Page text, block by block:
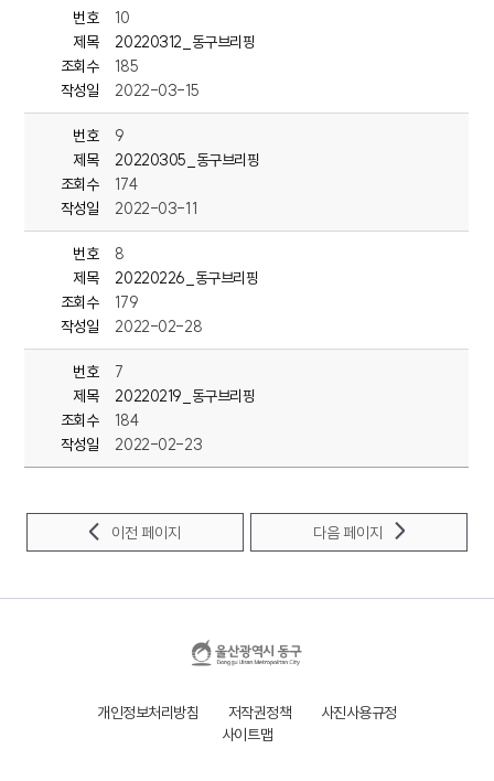
이 공원은 평소 초등학생과 어린이들이 자주 이용하는 곳으로
어르신들은 놀이기구의 손잡이를 소독하고,
떨어진 쓰레기 등을 주웠습니다.
---<단신>2022년도 주민참여예산 교육홍보위원회 개최
동구청은 지난 19일 청 상황실에서
교육홍보위원회를 개최했습니다.
교육홍보위원회는 2천23년도 당초예산편성과 관련해,
주민의 다양한 의견을 수렴하기 위해서 마련된 것으로,
번호
10
제목
20220312_동구브리핑
조회수
185
작성일
2022-03-15
번호
9
제목
20220305_동구브리핑
조회수
174
작성일
2022-03-11
번호
8
제목
20220226_동구브리핑
조회수
179
작성일
2022-02-28
번호
7
제목
20220219_동구브리핑
조회수
184
작성일
2022-02-23
이전 페이지 다음 페이지
개인정보처리방침 저작권정책
사진사용규정
사이트맵